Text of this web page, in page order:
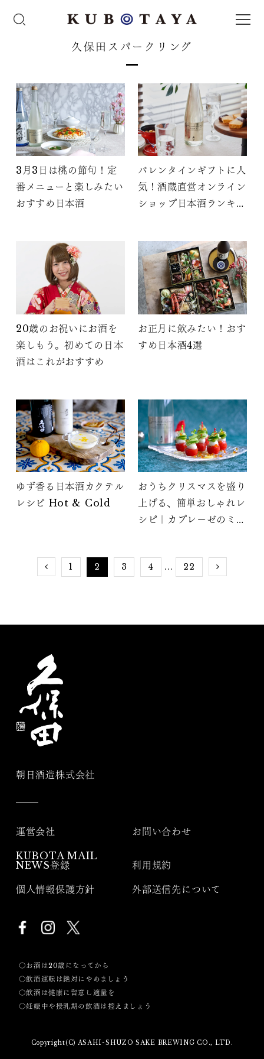
久保田スパークリング
3月3日は桃の節句！定
番メニューと楽しみたい
おすすめ日本酒
バレンタインギフトに人
気！酒蔵直営オンライン
ショップ日本酒ランキン
20歳のお祝いにお酒を
楽しもう。初めての日本
酒はこれがおすすめ
お正月に飲みたい！おす
すめ日本酒4選
ゆず香る日本酒カクテル
レシピ Hot & Cold
おうちクリスマスを盛り
上げる、簡単おしゃれレ
シピ｜カプレーゼのミニ
1 2 3 4 ... 22
朝日酒造株式会社
運営会社 お問い合わせ
KUBOTA MAIL
NEWS登録
利用規約
個人情報保護方針 外部送信先について
〇お酒は20歳になってから
〇飲酒運転は絶対にやめましょう
〇飲酒は健康に留意し適量を
〇妊娠中や授乳期の飲酒は控えましょう
Copyright(C) ASAHI-SHUZO SAKE BREWING CO., LTD.